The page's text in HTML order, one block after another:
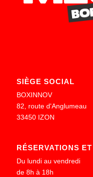
SIÈGE SOCIAL
BOXINNOV
82, route d'Anglumeau
33450 IZON
RÉSERVATIONS
Du lundi au vendredi
de 8h à 18h